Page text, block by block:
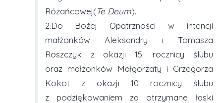
Różańcowej(Te Deum).
2.Do Bożej Opatrzności w intencji
małżonków Aleksandry i Tomasza
Roszczyk z okazji 15. rocznicy ślubu
oraz małżonków Małgorzaty i Grzegorza
Kokot z okazji 10 rocznicy ślubu
z podziękowaniem za otrzymane łaski